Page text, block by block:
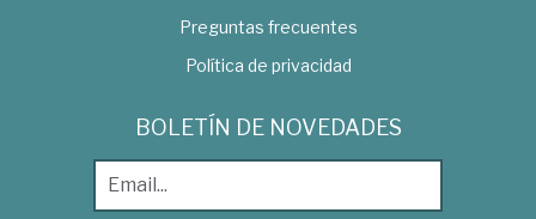
Preguntas frecuentes
Política de privacidad
BOLETÍN DE NOVEDADES